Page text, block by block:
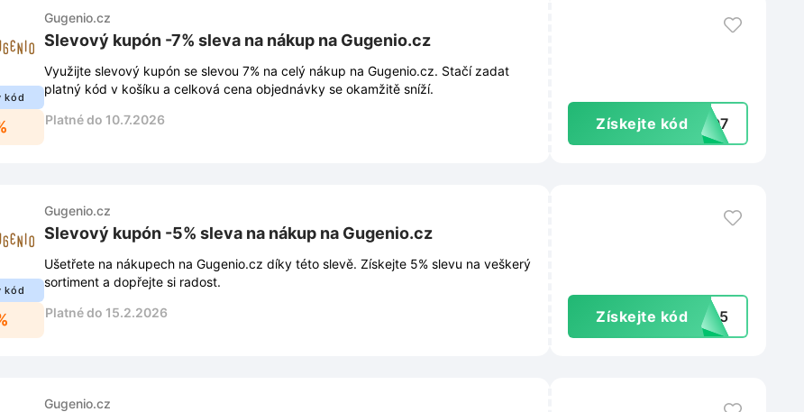
kód
Gugenio.cz
Slevový kupón -7% sleva na nákup na Gugenio.cz
Využijte slevový kupón se slevou 7% na celý nákup na Gugenio.cz. Stačí zadat
platný kód v košíku a celková cena objednávky se okamžitě sníží.
Platné do 10.7.2026
Získejte kód NIO7
kód
Gugenio.cz
Slevový kupón -5% sleva na nákup na Gugenio.cz
Ušetřete na nákupech na Gugenio.cz díky této slevě. Získejte 5% slevu na veškerý
sortiment a dopřejte si radost.
Platné do 15.2.2026
Získejte kódSKA5
Gugenio.cz